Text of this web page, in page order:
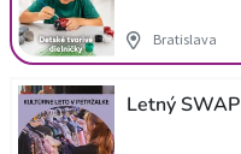
Bratislava
Letný SWAP